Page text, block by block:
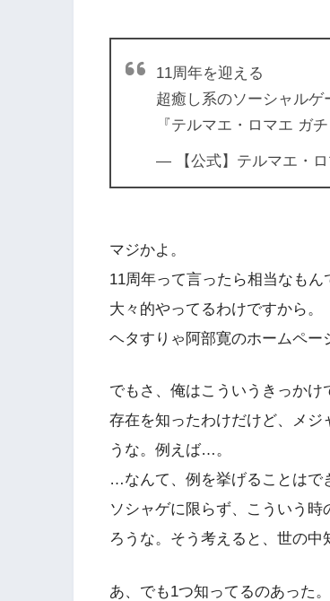
11周年を迎える
超癒し系のソーシャルゲ
『テルマエ・ロマエ ガチ
— 【公式】テルマエ・
マジかよ。
11周年って言ったら相当なも
大々的やってるわけですから。
ヘタすりゃ阿部寛のホームペー
でもさ、俺はこういうきっか
存在を知ったわけだけど、メ
うな。例えば…。
…なんて、例を挙げることはで
ソシャゲに限らず、こういう
ろうな。そう考えると、世の中
あ、でも1つ知ってるのあった